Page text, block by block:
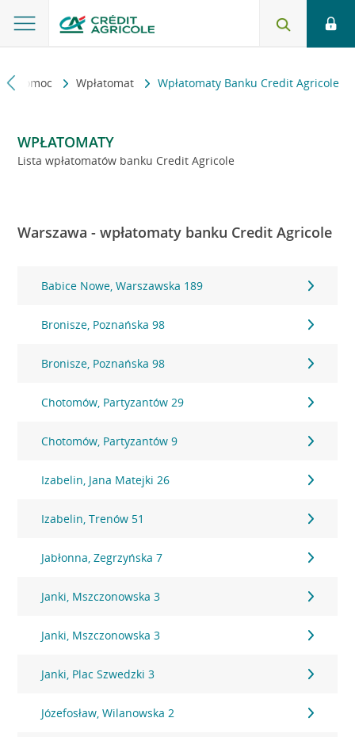
i pomoc Wpłatomat Wpłatomaty Banku Credit Agricole
WPŁATOMATY
Lista wpłatomatów banku Credit Agricole
Warszawa - wpłatomaty banku Credit Agricole
Babice Nowe, Warszawska 189
Bronisze, Poznańska 98
Bronisze, Poznańska 98
Chotomów, Partyzantów 29
Chotomów, Partyzantów 9
Izabelin, Jana Matejki 26
Izabelin, Trenów 51
Jabłonna, Zegrzyńska 7
Janki, Mszczonowska 3
Janki, Mszczonowska 3
Janki, Plac Szwedzki 3
Józefosław, Wilanowska 2